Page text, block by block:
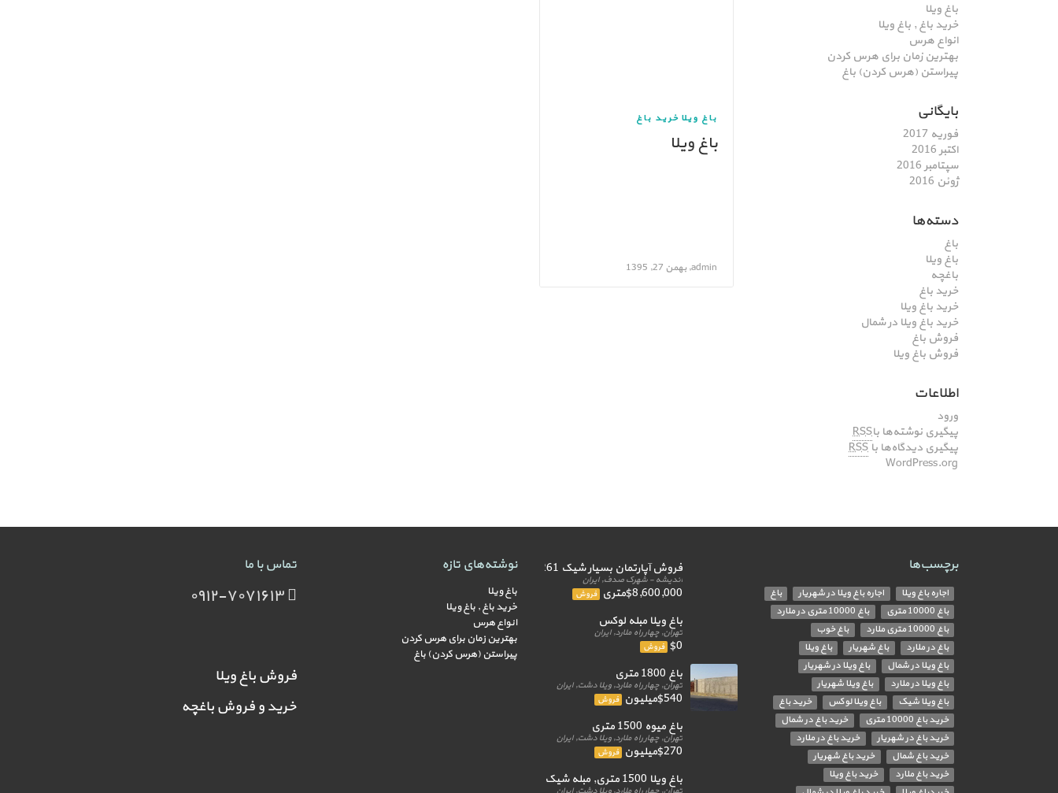
باغ ویلا
خرید باغ , باغ ویلا
انواع هرس
بهترین زمان برای هرس کردن
پیراستن (هرس کردن) باغ
بایگانی
فوریه 2017
اکتبر 2016
سپتامبر 2016
ژوئن 2016
دسته‌ها
باغ
باغ ویلا
باغچه
خرید باغ
خرید باغ ویلا
خرید باغ ویلا در شمال
فروش باغ
فروش باغ ویلا
اطلاعات
ورود
پیگیری نوشته‌ها باRSS
پیگیری دیدگاه‌ها با RSS
WordPress.org
باغ ویلا خرید باغ
باغ ویلا
admin, بهمن 27, 1395
برچسب‌ها
اجاره باغ ویلا اجاره باغ ویلا در شهریار
باغ
باغ 10000 متری
باغ 10000 متری در ملارد
باغ 10000 متری ملارد
باغ خوب
باغ در ملارد
باغ شهریار
باغ ویلا
باغ ویلا در شمال
باغ ویلا در شهریار
باغ ویلا در ملارد
باغ ویلا شهریار
باغ ویلا شیک
باغ ویلا لوکس
خرید باغ
خرید باغ 10000 متری
خرید باغ در شمال
خرید باغ در شهریار
خرید باغ در ملارد
خرید باغ شمال
خرید باغ شهریار
خرید باغ ملارد
خرید باغ ویلا
فروش آپارتمان بسیار شیک 261 متر
اندیشه - شهرک صدف, ایران
$8,600,000متری فروش
باغ ویلا مبله لوکس
تهران, چهار راه ملارد, ایران
$0 فروش
باغ 1800 متری
تهران, چهار راه ملارد, ویلا دشت, ایران
$540میلیون فروش
باغ میوه 1500 متری
تهران, چهار راه ملارد, ویلا دشت, ایران
$270میلیون فروش
باغ ویلا 1500 متری, مبله شیک
نوشته‌های تازه
باغ ویلا
خرید باغ , باغ ویلا
انواع هرس
بهترین زمان برای هرس کردن
پیراستن (هرس کردن) باغ
تماس با ما
فروش باغ ویلا
خرید و فروش باغچه